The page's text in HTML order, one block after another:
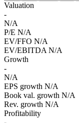
Valuation
-
N/A
P/E N/A
EV/FFO N/A
EV/EBITDA N/A
Growth
-
N/A
EPS growth N/A
Book val. growth N/A
Rev. growth N/A
Profitability